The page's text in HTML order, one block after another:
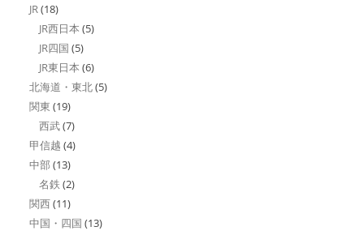
JR(18)
JR西日本 (5)
JR四国 (5)
JR東日本 (6)
北海道・東北(5)
関東 (19)
西武(7)
甲信越 (4)
中部 (13)
名鉄 (2)
関西(11)
中国・四国 (13)